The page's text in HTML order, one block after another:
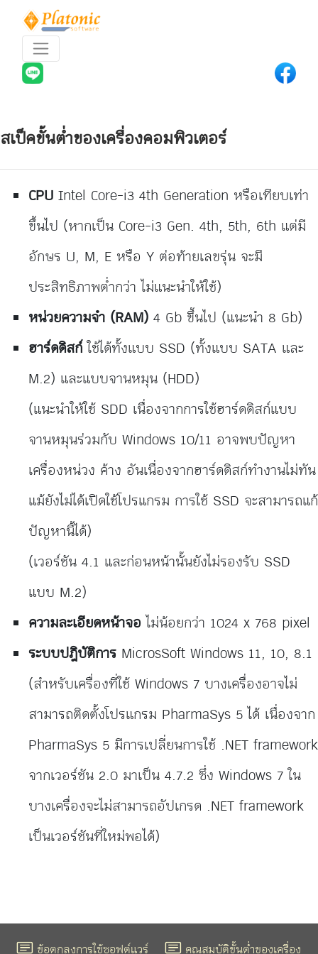
สเป็คขั้นต่ำของเครื่องคอมพิวเตอร์
CPU Intel Core-i3 4th Generation หรือเทียบเท่า
ขึ้นไป (หากเป็น Core-i3 Gen. 4th, 5th, 6th แต่มี
อักษร U, M, E หรือ Y ต่อท้ายเลขรุ่น จะมี
ประสิทธิภาพต่ำกว่า ไม่แนะนำให้ใช้)
หน่วยความจำ (RAM) 4 Gb ขึ้นไป (แนะนำ 8 Gb)
ฮาร์ดดิสก์ใช้ได้ทั้งแบบ SSD (ทั้งแบบ SATA และ
M.2) และแบบจานหมุน (HDD)
(แนะนำให้ใช้ SDD เนื่องจากการใช้ฮาร์ดดิสก์แบบ
จานหมุนร่วมกับ Windows 10/11 อาจพบปัญหา
เครื่องหน่วง ค้าง อันเนื่องจากฮาร์ดดิสก์ทำงานไม่ทัน
แม้ยังไม่ได้เปิดใช้โปรแกรม การใช้ SSD จะสามารถแก้
ปัญหานี้ได้)
(เวอร์ชัน 4.1 และก่อนหน้านั้นยังไม่รองรับ SSD
แบบ M.2)
ความละเอียดหน้าจอไม่น้อยกว่า 1024 x 768 pixel
ระบบปฎิบัติการ MicrosSoft Windows 11, 10, 8.1
(สำหรับเครื่องที่ใช้ Windows 7 บางเครื่องอาจไม่
สามารถติดตั้งโปรแกรม PharmaSys 5 ได้ เนื่องจาก
PharmaSys 5 มีการเปลี่ยนการใช้ .NET framework
จากเวอร์ชัน 2.0 มาเป็น 4.7.2 ซึ่ง Windows 7 ใน
บางเครื่องจะไม่สามารถอัปเกรด .NET framework
เป็นเวอร์ชันที่ใหม่พอได้)